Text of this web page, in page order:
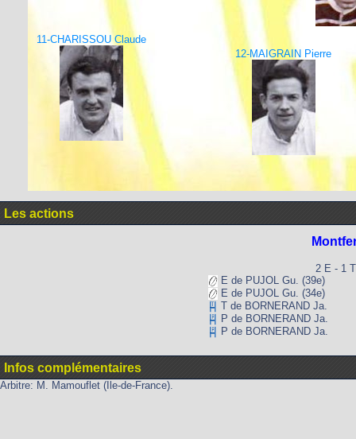
11-CHARISSOU Claude
12-MAIGRAIN Pierre
Les actions
2 E - 1
E de PUJOL Gu. (39e)
E de PUJOL Gu. (34e)
T de BORNERAND Ja.
P de BORNERAND Ja.
P de BORNERAND Ja.
Infos complémentaires
Arbitre: M. Mamouflet (Ile-de-France).